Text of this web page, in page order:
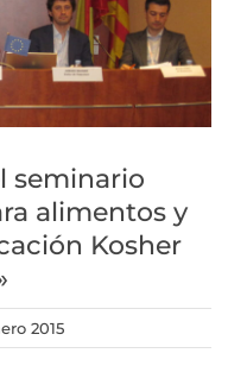
Oleoturismo
Restaurante
Actualidad
seminario
alimentos y
Kosher
2015